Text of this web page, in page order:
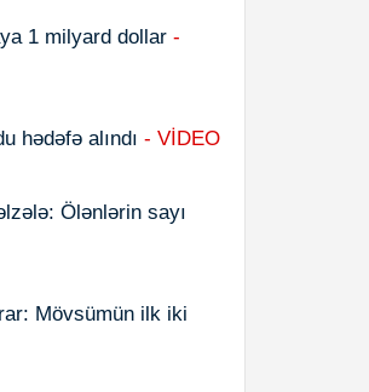
1 milyard dollar -
hədəfə alındı - VİDEO
Ölənlərin sayı
Mövsümün ilk iki